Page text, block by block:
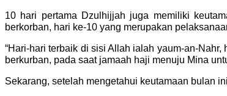
10 hari pertama Dzulhijjah juga memiliki
berkorban, hari ke-10 yang merupakan
“Hari-hari terbaik di sisi Allah ialah yaum-an-
berkurban, pada saat jamaah haji menuju Mina
Sekarang, setelah mengetahui keutamaan bulan